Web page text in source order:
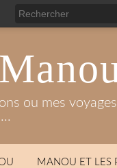
ou mes
MANOU ET LES